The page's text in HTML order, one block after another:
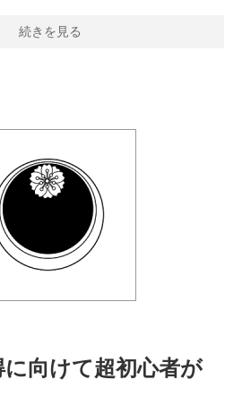
続きを見る
向けて超初心者が